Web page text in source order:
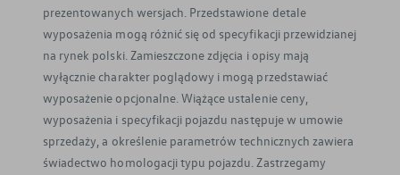
prezentowanych wersjach. Przedstawione detale
wyposażenia mogą różnić się od specyfikacji przewidzianej
na rynek polski. Zamieszczone zdjęcia i opisy mają
wyłącznie charakter poglądowy i mogą przedstawiać
wyposażenie opcjonalne. Wiążące ustalenie ceny,
wyposażenia i specyfikacji pojazdu następuje w umowie
sprzedaży, a określenie parametrów technicznych zawiera
świadectwo homologacji typu pojazdu. Zastrzegamy